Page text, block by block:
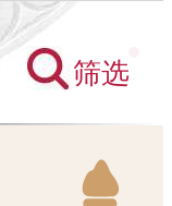
新闻
筛选